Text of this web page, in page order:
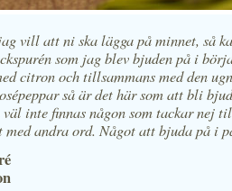
vill att ni ska lägga på minnet, så
som jag blev bjuden på i
citron och tillsammans med den
så är det här som att bli
inte finnas någon som tackar nej
andra ord. Något att bjuda på i